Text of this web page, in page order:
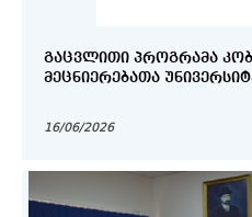
ᲒᲐᲪᲕᲚᲘᲗᲘ ᲞᲠᲝᲒᲠᲐᲛᲐ
ᲛᲔᲪᲜᲘᲔᲠᲔᲑᲐᲗᲐ
16/06/2026